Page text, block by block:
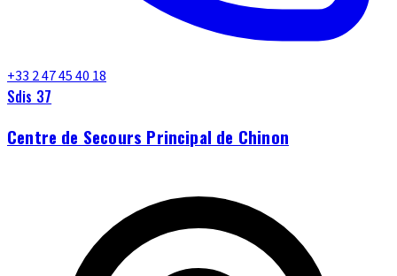
+33 2 47 45 40 18
Sdis 37
Centre de Secours Principal de Chinon